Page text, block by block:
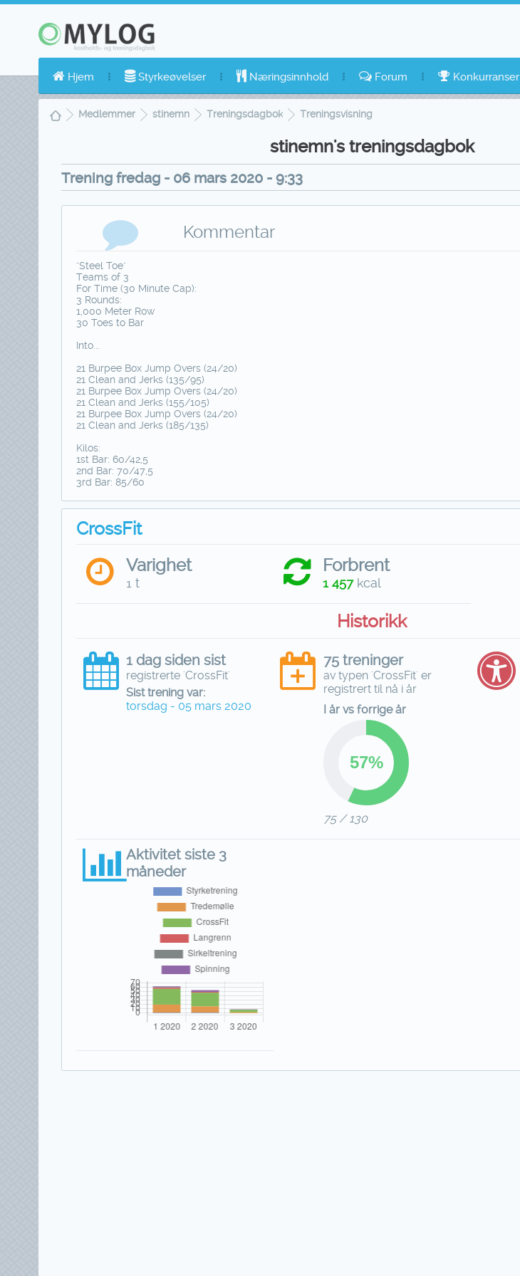
Hjem Styrkeøvelser Næringsinnhold Forum Konkurranser
Medlemmer stinemn Treningsdagbok Treningsvisning
stinemn's treningsdagbok
Trening fredag - 06 mars 2020 - 9:33
Kommentar
"Steel Toe"
Teams of 3
For Time (30 Minute Cap):
3 Rounds:
1,000 Meter Row
30 Toes to Bar
Into...
21 Burpee Box Jump Overs (24/20)
21 Clean and Jerks (135/95)
21 Burpee Box Jump Overs (24/20)
21 Clean and Jerks (155/105)
21 Burpee Box Jump Overs (24/20)
21 Clean and Jerks (185/135)
Kilos:
1st Bar: 60/42,5
2nd Bar: 70/47,5
3rd Bar: 85/60
CrossFit
Varighet
1 t
Forbrent
1 457kcal
Historikk
1 dag siden sist
registrerte 'CrossFit'
Sist trening var:
torsdag - 05 mars 2020
75 treninger
av typen 'CrossFit' er
registrert til nå i år
I år vs forrige år
75 / 130
Aktivitet siste 3
måneder